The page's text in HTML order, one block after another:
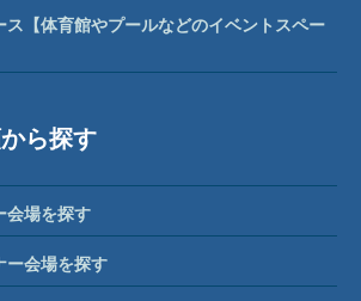
ス【体育館やプールなどのイベントスペー
ら探す
会場を探す
ー会場を探す